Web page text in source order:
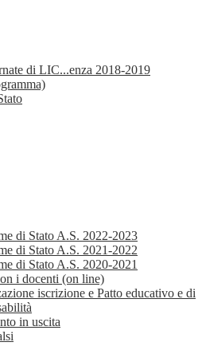
di LIC...enza 2018-2019
di Stato A.S. 2022-2023
di Stato A.S. 2021-2022
di Stato A.S. 2020-2021
i docenti (on line)
iscrizione e Patto educativo e di
in uscita